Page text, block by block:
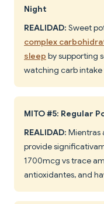
Night
REALIDAD: Sweet
complex
sleep by supporting
watching carb
MITO #5: Regular
REALIDAD: Mientras
provide
1700mcg vs trace
antioxidantes, and